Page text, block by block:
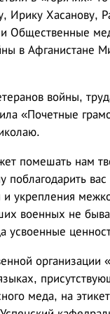
Ирику Хасанову,
Общественные
в Афганистане
войны,
«Почетные
помешать нам
поблагодарить
укрепления
военных не
усвоенные
организации
меда, на